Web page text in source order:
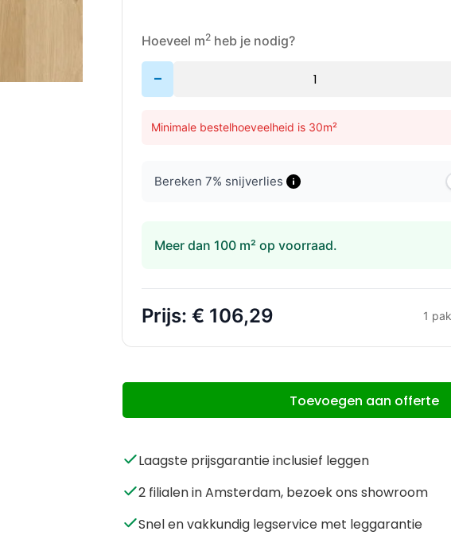
Hoeveel m2 heb je nodig?
-
Minimale bestelhoeveelheid is 30m²
Bereken 7% snijverlies
Meer dan 100 m² op voorraad.
Prijs: € 106,29 1
Toevoegen aan offerte
Laagste prijsgarantie inclusief leggen
2 filialen in Amsterdam, bezoek ons showroom
Snel en vakkundig legservice met leggarantie